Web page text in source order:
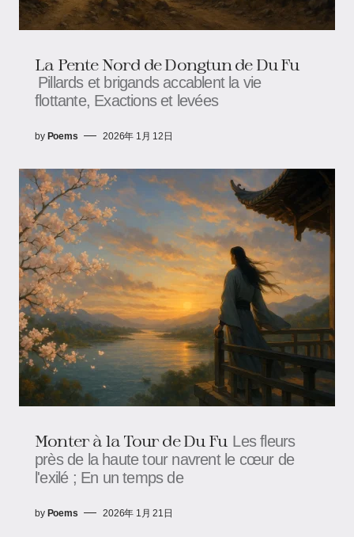
La Pente Nord de Dongtun de Du Fu
Pillards et brigands accablent la vie
flottante, Exactions et levées
by Poems 2026年 1月 12日
Monter à la Tour de Du Fu Les fleurs
près de la haute tour navrent le cœur de
l'exilé ; En un temps de
by Poems 2026年 1月 21日